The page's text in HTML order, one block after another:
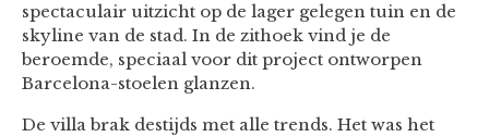
spectaculair uitzicht op de lager gelegen tuin en de
skyline van de stad. In de zithoek vind je de
beroemde, speciaal voor dit project ontworpen
Barcelona-stoelen glanzen.
De villa brak destijds met alle trends. Het was het